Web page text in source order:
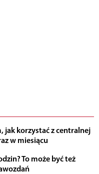
jak korzystać z centralnej
w miesiącu
To może być też